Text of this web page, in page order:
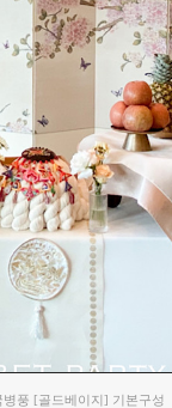
병풍 [골드베이지] 기본구성